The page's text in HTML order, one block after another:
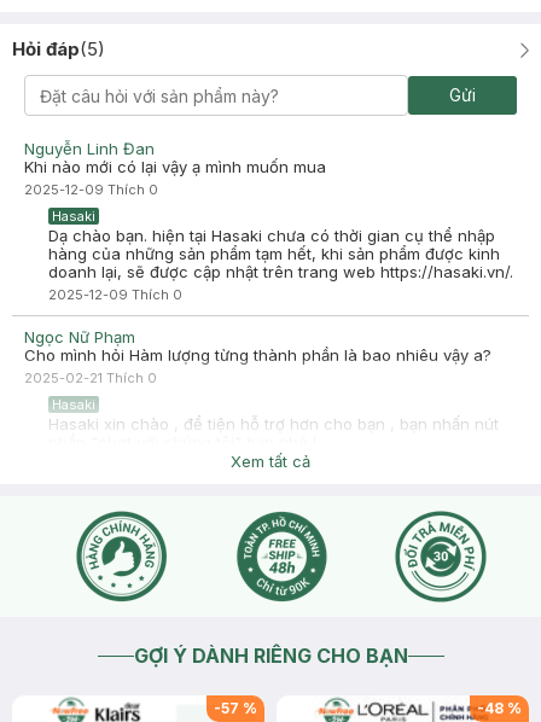
Hỏi đáp(5)
Gửi
Nguyễn Linh Đan
Khi nào mới có lại vậy ạ mình muốn mua
2025-12-09 Thích 0
Hasaki
Dạ chào bạn. hiện tại Hasaki chưa có thời gian cụ thể nhập
hàng của những sản phẩm tạm hết, khi sản phẩm được kinh
doanh lại, sẽ được cập nhật trên trang web https://hasaki.vn/.
2025-12-09 Thích 0
Ngọc Nữ Phạm
Cho mình hỏi Hàm lượng từng thành phần là bao nhiêu vậy a?
2025-02-21 Thích 0
Hasaki
Hasaki xin chào , để tiện hỗ trợ hơn cho bạn , bạn nhấn nút
Xem tất cả
GỢI Ý DÀNH RIÊNG CHO BẠN
-57 % -48 %